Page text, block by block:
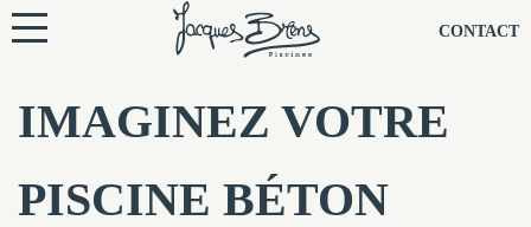
CONTACT
IMAGINEZ VOTRE
PISCINE BÉTON
NOS PISCINES
NOTRE TECHNIQUE